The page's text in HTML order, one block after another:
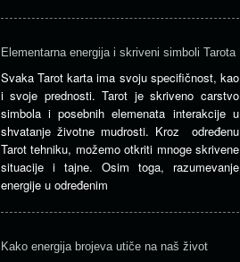
Elementarna energija i skriveni simboli Tarota
Svaka Tarot karta ima svoju specifičnost, kao
i svoje prednosti. Tarot je skriveno carstvo
simbola i posebnih elemenata interakcije u
shvatanje životne mudrosti. Kroz određenu
Tarot tehniku, možemo otkriti mnoge skrivene
situacije i tajne. Osim toga, razumevanje
energije u određenim
Kako energija brojeva utiče na naš život